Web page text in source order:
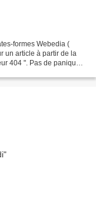
formes Webedia (
un article à partir de la
404 ". Pas de panique,